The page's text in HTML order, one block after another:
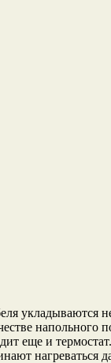
укладываются
напольного
еще и
нагреваться